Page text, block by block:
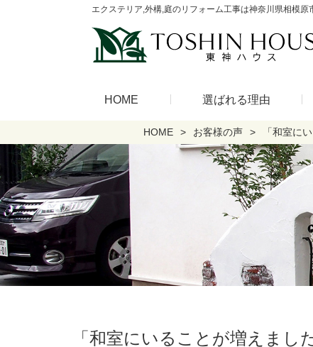
エクステリア,外構,庭のリフォーム工事は神奈川県相模原
HOME 選ばれる理由
HOME お客様の声 「和室に
「和室にいることが増えま